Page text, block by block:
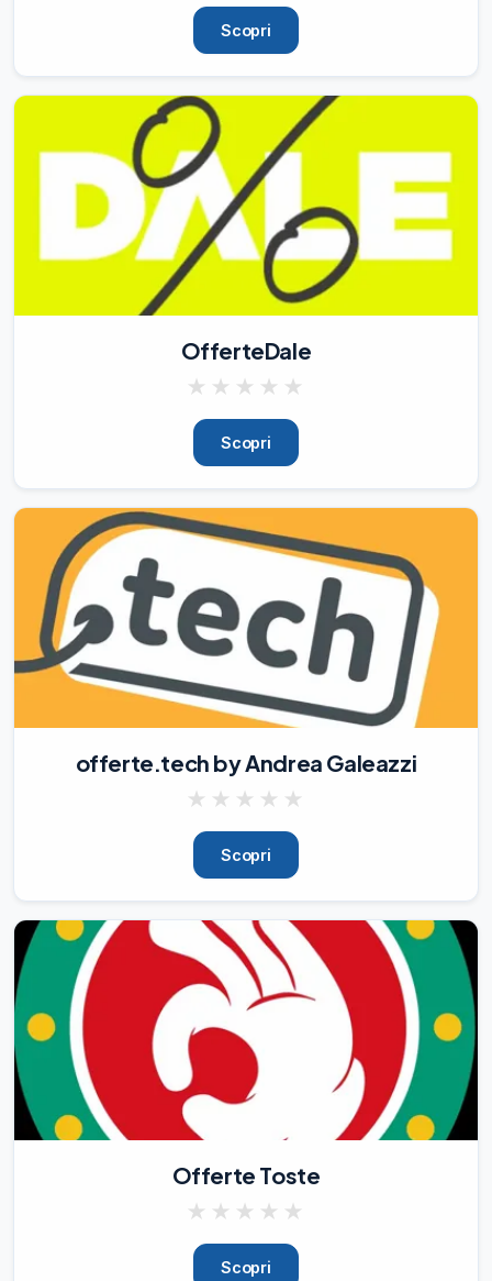
07/08/26
🟡️
LEGO Classic Valigetta Creativa con
Mattoncini Colorati 10713
17,58€
invece di 19,99€ (-12%)
https://amzlink.to/az0ZDlG8Hk0S0
08/08/26
TORNA IL CASHBACK ALIEXPRESS
‼️
💰
Unisciti subito alla nostra squadra e ottieni
dal 3% fino al 9% di cashback sui tuoi
aquisti!
💪
Più siamo, più aumenta il cashback di
tutta la squadra
1️⃣
Entra nella nostra squadra
hl
Compra su AliExpress
come fai sempre (a breve vi
segnaleremo bombe pazzesche
)
3️⃣
Ricevi il cashback
dopo la spedizione
✅
📅
Fino
2.32K
🟡️
Trasparente Mattoncini Colorati 11040
invece di 19,99€ (-15%)
Scopri
OfferteDale
★ ★ ★ ★ ★
Scopri
offerte.tech by Andrea Galeazzi
★ ★ ★ ★ ★
Scopri
Offerte Toste
★ ★ ★ ★ ★
Scopri